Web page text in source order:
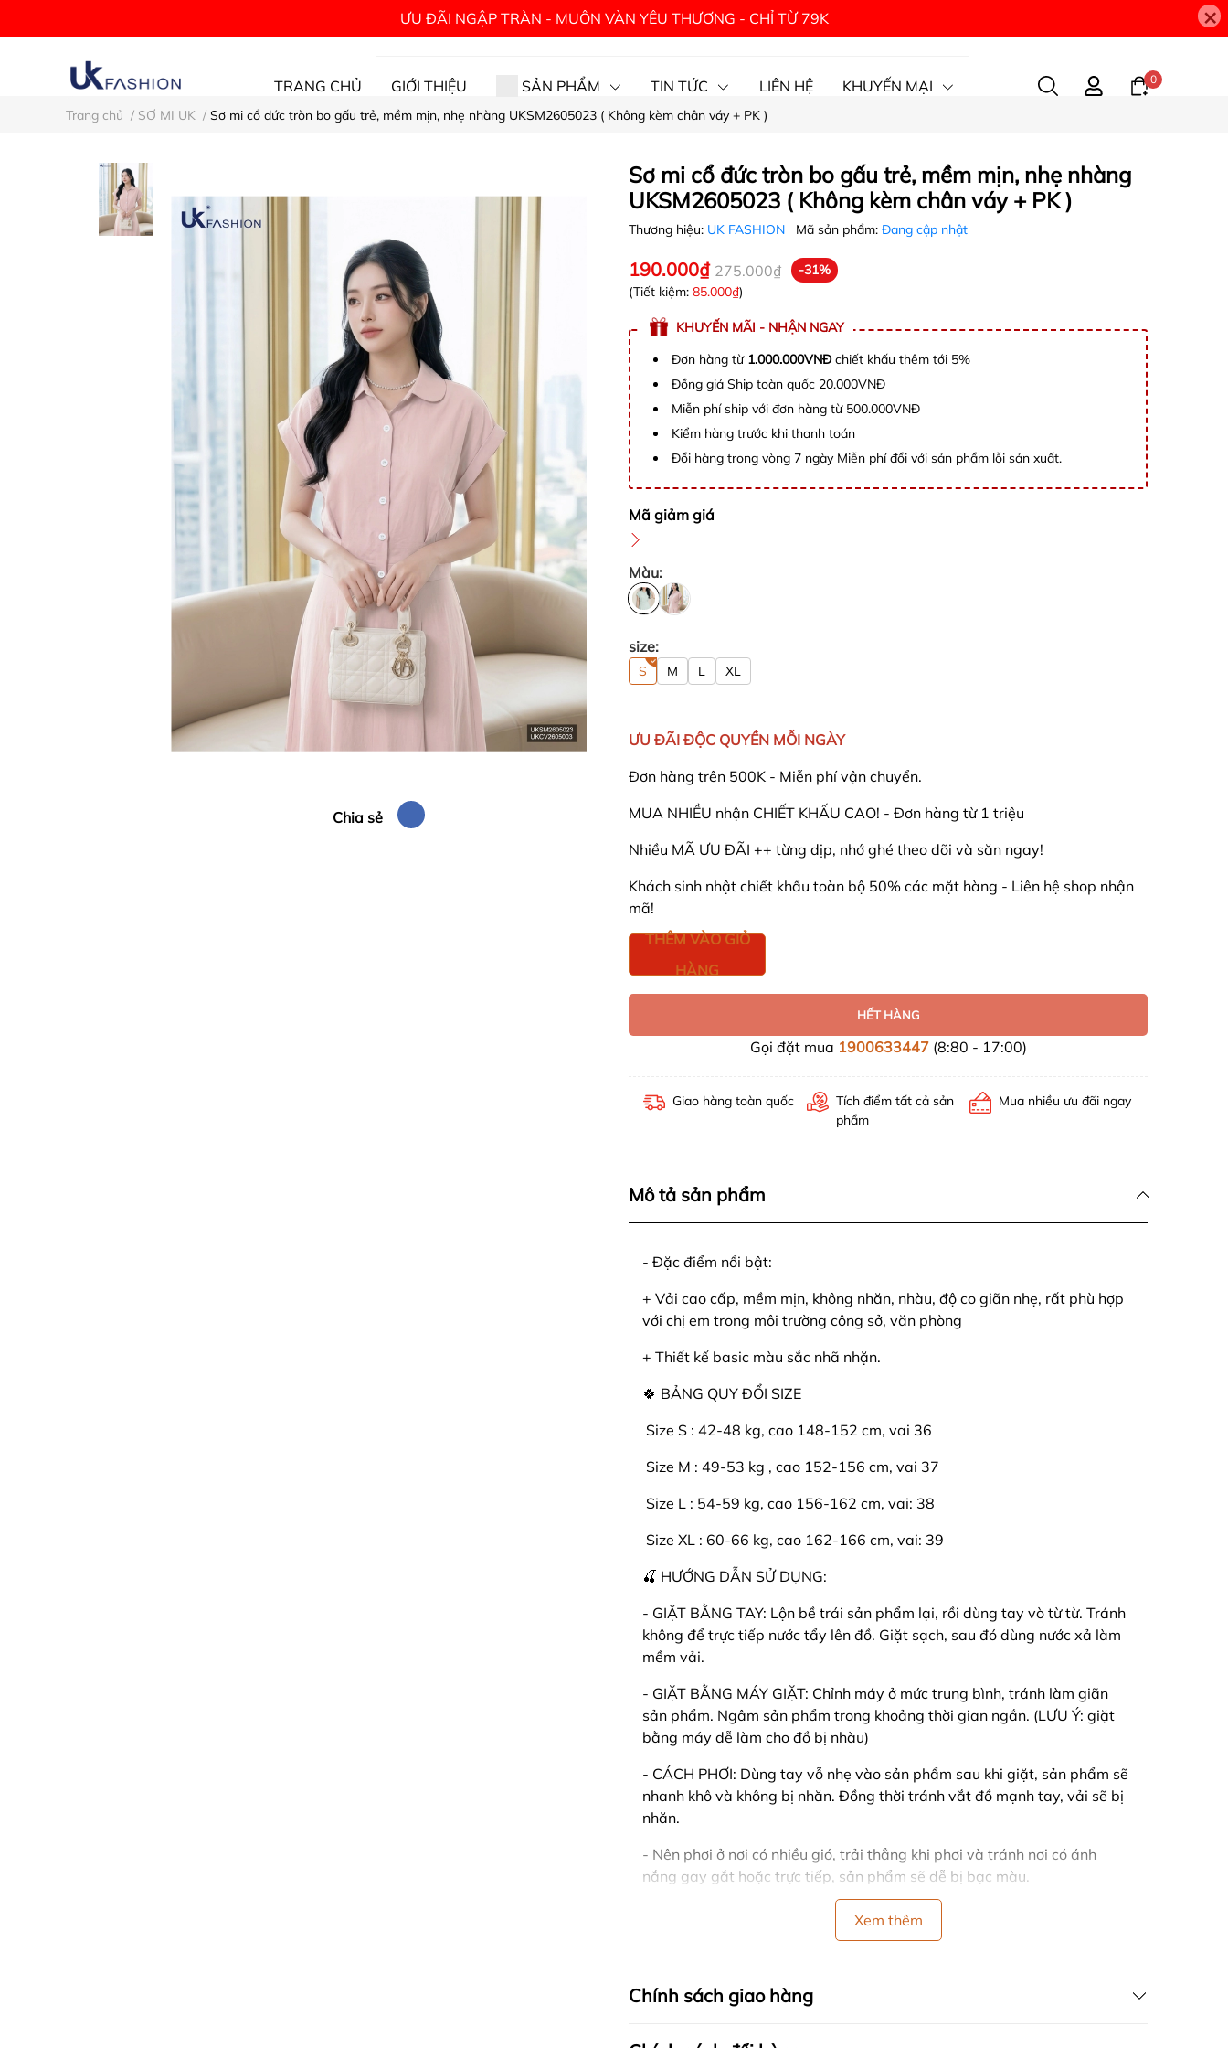
ƯU ĐÃI NGẬP TRÀN - MUÔN VÀN YÊU THƯƠNG - CHỈ TỪ 79K ×
TRANG CHỦ GIỚI THIỆU SẢN PHẨM TIN TỨC LIÊN HỆ KHUYẾN MẠI 0
Trang chủ / SƠ MI UK / Sơ mi cổ đức tròn bo gấu trẻ, mềm mịn, nhẹ nhàng UKSM2605023 ( Không kèm chân váy + PK )
Chia sẻ
Sơ mi cổ đức tròn bo gấu trẻ, mềm mịn, nhẹ nhàng
UKSM2605023 ( Không kèm chân váy + PK )
Thương hiệu: UK FASHION Mã sản phẩm: Đang cập nhật
190.000₫ 275.000₫
-31%
(Tiết kiệm: 85.000₫)
KHUYẾN MÃI - NHẬN NGAY
Đơn hàng từ 1.000.000VNĐchiết khấu thêm tới 5%
Đồng giá Ship toàn quốc 20.000VNĐ
Miễn phí ship với đơn hàng từ 500.000VNĐ
Kiểm hàng trước khi thanh toán
Đổi hàng trong vòng 7 ngày Miễn phí đổi với sản phẩm lỗi sản xuất.
Mã giảm giá
Màu:
size:
S M L XL
ƯU ĐÃI ĐỘC QUYỀN MỖI NGÀY
Đơn hàng trên 500K - Miễn phí vận chuyển.
MUA NHIỀU nhận CHIẾT KHẤU CAO! - Đơn hàng từ 1 triệu
Nhiều MÃ ƯU ĐÃI ++ từng dịp, nhớ ghé theo dõi và săn ngay!
Khách sinh nhật chiết khấu toàn bộ 50% các mặt hàng - Liên hệ shop nhận
mã!
THÊM VÀO GIỎ
HÀNG
HẾT HÀNG
Gọi đặt mua 1900633447(8:80 - 17:00)
Giao hàng toàn quốc
Tích điểm tất cả sản
phẩm
Mua nhiều ưu đãi ngay
Mô tả sản phẩm
- Đặc điểm nổi bật:
+ Vải cao cấp, mềm mịn, không nhăn, nhàu, độ co giãn nhẹ, rất phù hợp
với chị em trong môi trường công sở, văn phòng
+ Thiết kế basic màu sắc nhã nhặn.
🍀 BẢNG QUY ĐỔI SIZE
️ Size S : 42-48 kg, cao 148-152 cm, vai 36
️ Size M : 49-53 kg , cao 152-156 cm, vai 37
️ Size L : 54-59 kg, cao 156-162 cm, vai: 38
️ Size XL : 60-66 kg, cao 162-166 cm, vai: 39
🍒 HƯỚNG DẪN SỬ DỤNG:
- GIẶT BẰNG TAY: Lộn bề trái sản phẩm lại, rồi dùng tay vò từ từ. Tránh
không để trực tiếp nước tẩy lên đồ. Giặt sạch, sau đó dùng nước xả làm
mềm vải.
- GIẶT BẰNG MÁY GIẶT: Chỉnh máy ở mức trung bình, tránh làm giãn
sản phẩm. Ngâm sản phẩm trong khoảng thời gian ngắn. (LƯU Ý: giặt
bằng máy dễ làm cho đồ bị nhàu)
- CÁCH PHƠI: Dùng tay vỗ nhẹ vào sản phẩm sau khi giặt, sản phẩm sẽ
nhanh khô và không bị nhăn. Đồng thời tránh vắt đồ mạnh tay, vải sẽ bị
nhăn.
- Nên phơi ở nơi có nhiều gió, trải thẳng khi phơi và tránh nơi có ánh
nắng gay gắt hoặc trực tiếp, sản phẩm sẽ dễ bị bạc màu.
- Nên phân loại quần áo cùng màu, cùng chất liệu vải khi giặt.
- Hỗ trợ tư vấn 24/7
Xem thêm
Chính sách giao hàng